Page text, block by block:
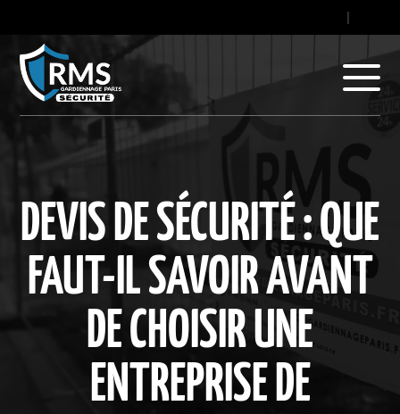
|
DEVIS DE SÉCURITÉ : QUE
FAUT-IL SAVOIR AVANT
DE CHOISIR UNE
ENTREPRISE DE